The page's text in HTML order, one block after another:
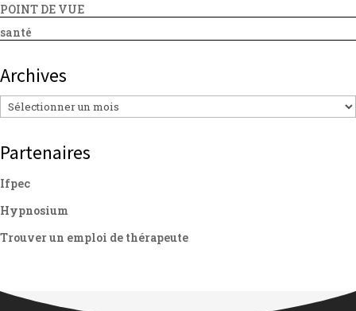
POINT DE VUE
santé
Archives
Archives
Partenaires
Ifpec
Hypnosium
Trouver un emploi de thérapeute